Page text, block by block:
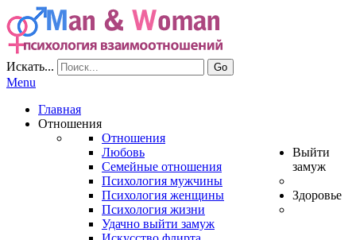
Искать... Go
Menu
Главная
Отношения
Отношения
Любовь
Семейные отношения
Психология мужчины
Психология женщины
Психология жизни
Выйти
замуж
Удачно выйти замуж
Здоровье